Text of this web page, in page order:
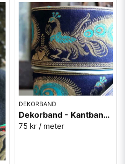
DEKORBAND
Dekorband - Kantband i textil Nr 92
75 kr / meter